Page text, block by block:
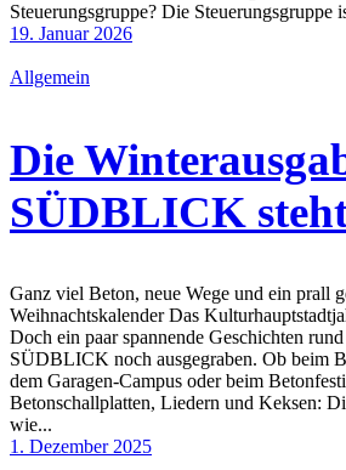
Steuerungsgruppe? Die Steuerungsgruppe
19. Januar 2026
Allgemein
Die
SÜDBLICK
Ganz viel Beton, neue Wege und ein prall
Weihnachtskalender Das
Doch ein paar spannende Geschichten
SÜDBLICK noch ausgegraben. Ob beim
dem Garagen-Campus oder beim
Betonschallplatten, Liedern und Keksen:
wie...
1. Dezember 2025